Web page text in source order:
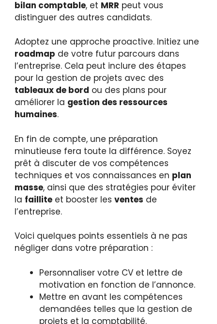
bilan comptable, et MRR peut vous
distinguer des autres candidats.
Adoptez une approche proactive. Initiez une
roadmap de votre futur parcours dans
l’entreprise. Cela peut inclure des étapes
pour la gestion de projets avec des
tableaux de bord ou des plans pour
améliorer la gestion des ressources
humaines.
En fin de compte, une préparation
minutieuse fera toute la différence. Soyez
prêt à discuter de vos compétences
techniques et vos connaissances en plan
masse, ainsi que des stratégies pour éviter
la faillite et booster les ventes de
l’entreprise.
Voici quelques points essentiels à ne pas
négliger dans votre préparation :
Personnaliser votre CV et lettre de
motivation en fonction de l’annonce.
Mettre en avant les compétences
demandées telles que la gestion de
projets et la comptabilité.